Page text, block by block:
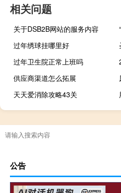
相关问题
关于DSB2B网站的服务内容
过年绣球挂哪里好
过年卫生院正常上班吗
供应商渠道怎么拓展
天天爱消除攻略43关
ces2021亮点（ces2015）
公告